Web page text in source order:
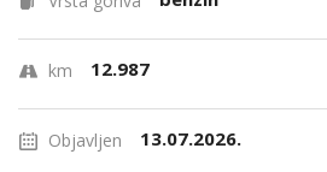
km 12.987
Objavljen 13.07.2026.